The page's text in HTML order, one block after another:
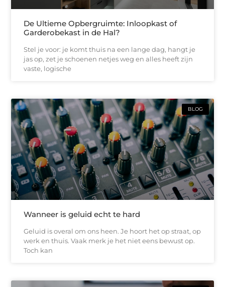
De Ultieme Opbergruimte: Inloopkast of
Garderobekast in de Hal?
Stel je voor: je komt thuis na een lange dag, hangt je
jas op, zet je schoenen netjes weg en alles heeft zijn
vaste, logische
BLOG
Wanneer is geluid echt te hard
Geluid is overal om ons heen. Je hoort het op straat, op
werk en thuis. Vaak merk je het niet eens bewust op.
Toch kan